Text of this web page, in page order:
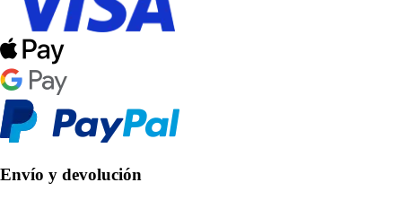
Envío y devolución